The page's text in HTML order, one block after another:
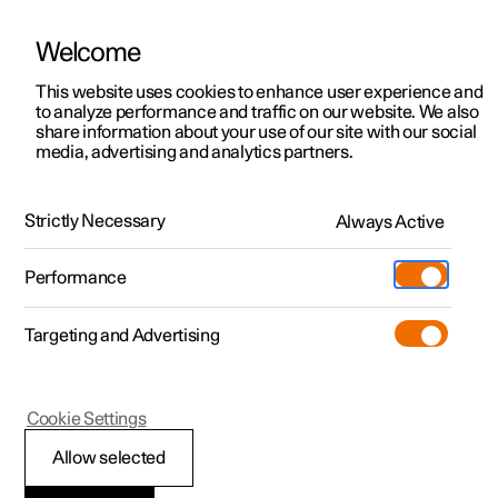
Polestar 2
Polestar 3
Polestar 4
Pre-owned
Shop
Mere
Udforsk Polestar 2
Kampagner
Nye lagerbiler
Prøvetur
Nye lagerbiler
Udforsk Polestar 4
Kampagner
Nye lagerbiler
Pre-owned-programmet
Pre-owned Polestar 2
Kampagner til privatkunder
Tilbud til erhvervskunder
Nye lagerbiler
Byg din bil
Pre-owned
Prøvetur
Extras tilbehør
(Åbner i et nyt vindue)
Experiences
Firmabil
Find os
Servicelokationer
Ejerskab
Opladning
Om Polestar
Bæredygtighed
HåndbogVideogalleriSoftwareopdateringer
Sikkerhed
Airbags
Welcome
This website uses cookies to enhance user experience and
to analyze performance and traffic on our website. We also
share information about your use of our site with our social
media, advertising and analytics partners.
Strictly Necessary Always Active
Performance
Targeting and Advertising
Allow selected
Cookie Settings